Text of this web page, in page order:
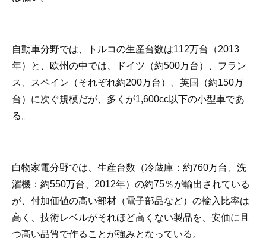
自動車分野では、トルコの生産台数は112万台（2013
年）と、欧州の中では、ドイツ（約500万台）、フラン
ス、スペイン（それぞれ約200万台）、英国（約150万
台）に次ぐ規模だが、多くが1,600cc以下の小型車であ
る。
白物家電分野では、生産台数（冷蔵庫：約760万台、洗
濯機：約550万台、2012年）の約75％が輸出されている
が、付加価値の高い部材（電子部品など）の輸入比率は
高く、技術レベルがそれほど高くない製品を、安価に且
つ高い品質で作ることが強みとなっている。